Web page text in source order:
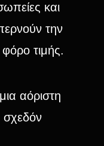
και
την
τιμής.
αόριστη
σχεδόν